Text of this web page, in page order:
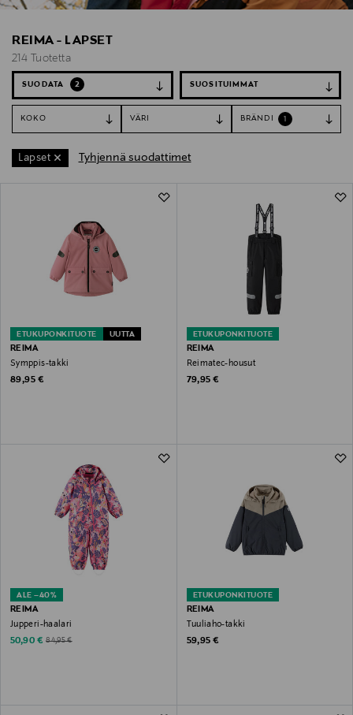
REIMA - LAPSET
214 Tuotetta
SUODATA 2
KOKO VÄRI BRÄNDI 1
Lapset Tyhjennä suodattimet
ETUKUPONKITUOTE UUTTA
REIMA
Symppis-takki
Original Price
89,95 €
ETUKUPONKITUOTE
REIMA
Reimatec-housut
Original Price
79,95 €
ALE –40%
REIMA
Jupperi-haalari
Discounted Price
50,90 € Original Price
84,95 €
ETUKUPONKITUOTE
REIMA
Tuuliaho-takki
Original Price
59,95 €